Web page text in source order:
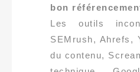
bon
Les outils
SEMrush, Ahrefs,
du contenu,